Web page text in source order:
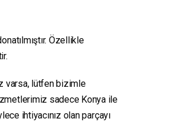
Özellikle
varsa, lütfen bizimle
sadece Konya ile
ihtiyacınız olan parçayı